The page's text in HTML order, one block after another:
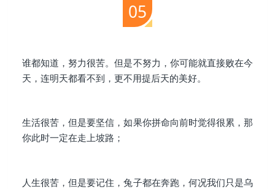
05
谁都知道，努力很苦。但是不努力，你可能就直接败在今
天，连明天都看不到，更不用提后天的美好。
生活很苦，但是要坚信，如果你拼命向前时觉得很累，那
你此时一定在走上坡路；
人生很苦，但是要记住，兔子都在奔跑，何况我们只是乌